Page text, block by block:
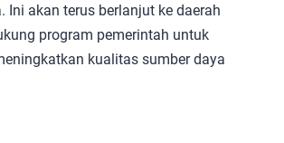
Ini akan terus berlanjut ke daerah
program pemerintah untuk
kualitas sumber daya